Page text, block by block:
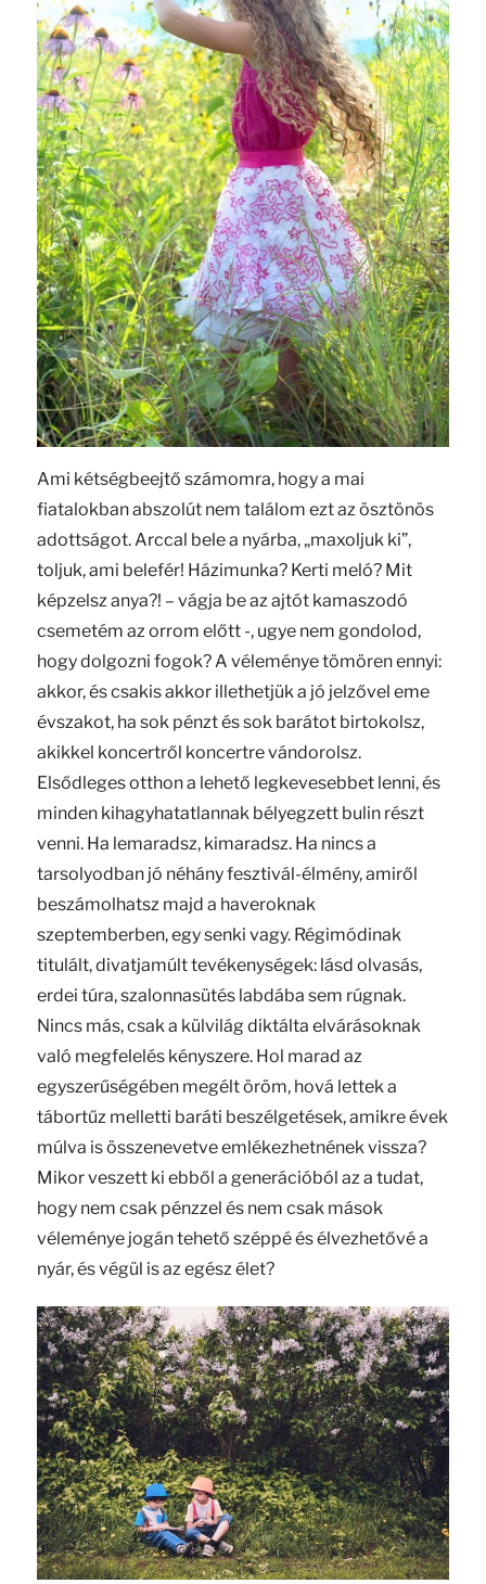
Ami kétségbeejtő számomra, hogy a mai
fiatalokban abszolút nem találom ezt az ösztönös
adottságot. Arccal bele a nyárba, „maxoljuk ki”,
toljuk, ami belefér! Házimunka? Kerti meló? Mit
képzelsz anya?! – vágja be az ajtót kamaszodó
csemetém az orrom előtt -, ugye nem gondolod,
hogy dolgozni fogok? A véleménye tömören ennyi:
akkor, és csakis akkor illethetjük a jó jelzővel eme
évszakot, ha sok pénzt és sok barátot birtokolsz,
akikkel koncertről koncertre vándorolsz.
Elsődleges otthon a lehető legkevesebbet lenni, és
minden kihagyhatatlannak bélyegzett bulin részt
venni. Ha lemaradsz, kimaradsz. Ha nincs a
tarsolyodban jó néhány fesztivál-élmény, amiről
beszámolhatsz majd a haveroknak
szeptemberben, egy senki vagy. Régimódinak
titulált, divatjamúlt tevékenységek: lásd olvasás,
erdei túra, szalonnasütés labdába sem rúgnak.
Nincs más, csak a külvilág diktálta elvárásoknak
való megfelelés kényszere. Hol marad az
egyszerűségében megélt öröm, hová lettek a
tábortűz melletti baráti beszélgetések, amikre évek
múlva is összenevetve emlékezhetnének vissza?
Mikor veszett ki ebből a generációból az a tudat,
hogy nem csak pénzzel és nem csak mások
véleménye jogán tehető széppé és élvezhetővé a
nyár, és végül is az egész élet?